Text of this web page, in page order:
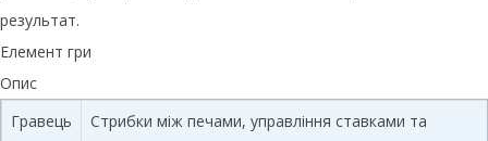
результат.
Елемент гри
Опис
Гравець
Стрибки між печами, управління ставками та